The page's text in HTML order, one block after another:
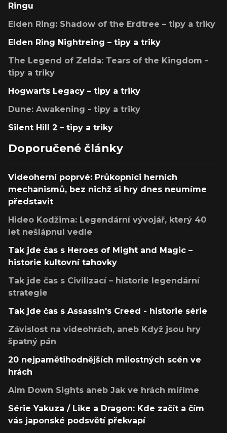
Ringu
Elden Ring: Shadow of the Erdtree – tipy a triky
Elden Ring Nightreing – tipy a triky
The Legend of Zelda: Tears of the Kingdom -
tipy a triky
Hogwarts Legacy – tipy a triky
Dune: Awakening - tipy a triky
Silent Hill 2 – tipy a triky
Doporučené články
Videoherní poprvé: Průkopníci herních
mechanismů, bez nichž si hry dnes neumíme
představit
Hideo Kodžima: Legendární vývojář, který 40
let nešlápnul vedle
Tak jde čas s Heroes of Might and Magic –
historie kultovní tahovky
Tak jde čas s Civilizací – historie legendární
strategie
Tak jde čas s Assassin's Creed - historie série
Závislost na videohrách, aneb Když jsou hry
špatný pán
20 nejpamětihodnějších milostných scén ve
hrách
Aim Down Sights aneb Jak ve hrách míříme
Série Yakuza / Like a Dragon: Kde začít a čím
vás japonské podsvětí překvapí